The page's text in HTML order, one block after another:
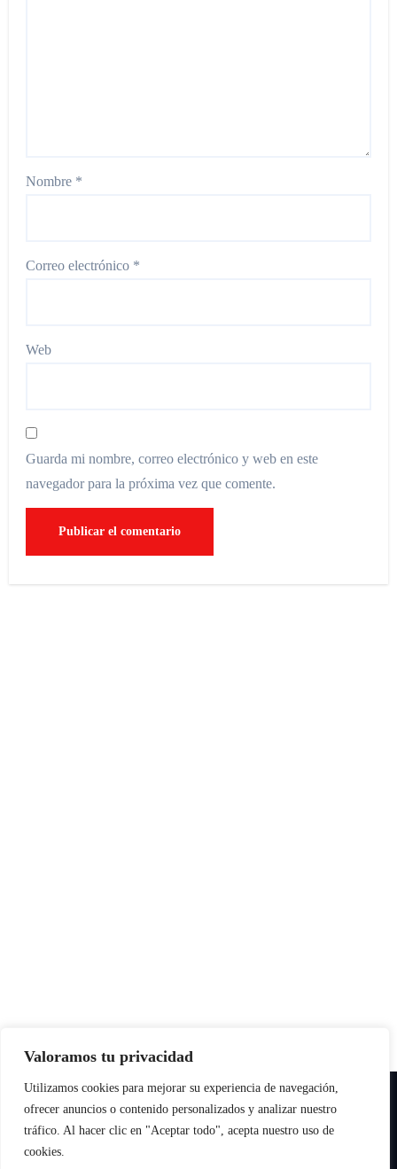
Valoramos tu privacidad
Utilizamos cookies para mejorar su experiencia de navegación,
ofrecer anuncios o contenido personalizados y analizar nuestro
tráfico. Al hacer clic en "Aceptar todo", acepta nuestro uso de
cookies.
Nombre *
Correo electrónico *
Web
Guarda mi nombre, correo electrónico y web en este
navegador para la próxima vez que comente.
Copyright © All rights reserved|Paper NewsporThemeansar